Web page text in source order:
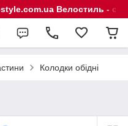
Велостиль -
Колодки обідні